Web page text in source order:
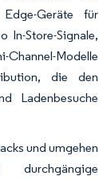
Geräte für
In-Store-Signale,
Modelle
die den
Ladenbesuche
und umgehen
durchgängige